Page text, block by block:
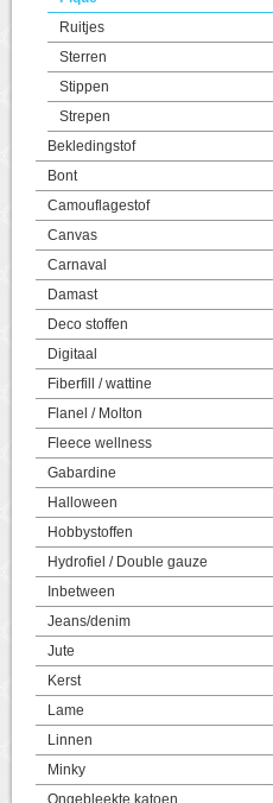
Ruitjes
Sterren
Stippen
Strepen
Bekledingstof
Bont
Camouflagestof
Canvas
Carnaval
Damast
Deco stoffen
Digitaal
Fiberfill / wattine
Flanel / Molton
Fleece wellness
Gabardine
Halloween
Hobbystoffen
Hydrofiel / Double gauze
Inbetween
Jeans/denim
Jute
Kerst
Lame
Linnen
Minky
Ongebleekte katoen